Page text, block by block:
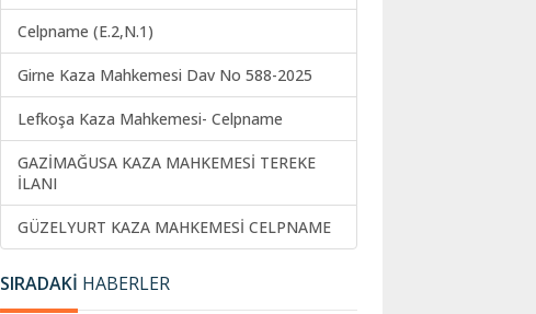
Celpname (E.2,N.1)
Girne Kaza Mahkemesi Dav No 588-2025
Lefkoşa Kaza Mahkemesi- Celpname
GAZİMAĞUSA KAZA MAHKEMESİ TEREKE
İLANI
GÜZELYURT KAZA MAHKEMESİ CELPNAME
SIRADAKİ HABERLER